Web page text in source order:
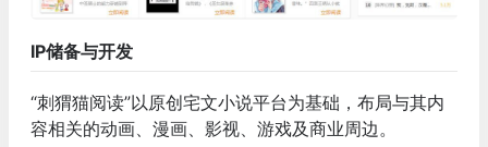
IP储备与开发
“刺猬猫阅读”以原创宅文小说平台为基础，布局与其内
容相关的动画、漫画、影视、游戏及商业周边。